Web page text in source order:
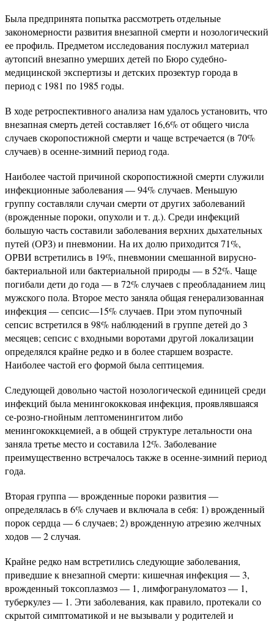
Была предпринята попытка рассмотреть отдельные
закономерности развития внезапной смерти и нозологический
ее профиль. Предметом исследования послужил материал
аутопсий внезапно умерших детей по Бюро судебно-
медицинской экспертизы и детских прозектур города в
период с 1981 по 1985 годы.
В ходе ретроспективного анализа нам удалось установить, что
внезапная смерть детей составляет 16,6% от общего числа
случаев скоропостижной смерти и чаще встречается (в 70%
случаев) в осенне-зимний период года.
Наиболее частой причиной скоропостижной смерти служили
инфекционные заболевания — 94% случаев. Меньшую
группу составляли случаи смерти от других заболеваний
(врожденные пороки, опухоли и т. д.). Среди инфекций
большую часть составили заболевания верхних дыхательных
путей (ОРЗ) и пневмонии. На их долю приходится 71%,
ОРВИ встретились в 19%, пневмонии смешанной вирусно-
бактериальной или бактериальной природы — в 52%. Чаще
погибали дети до года — в 72% случаев с преобладанием лиц
мужского пола. Второе место заняла общая генерализованная
инфекция — сепсис—15% случаев. При этом пупочный
сепсис встретился в 98% наблюдений в группе детей до 3
месяцев; сепсис с входными воротами другой локализации
определялся крайне редко и в более старшем возрасте.
Наиболее частой его формой была септицемия.
Следующей довольно частой нозологической единицей среди
инфекций была менингококковая инфекция, проявлявшаяся
се-розно-гнойным лептоменингитом либо
менингококкцемией, а в общей структуре летальности она
заняла третье место и составила 12%. Заболевание
преимущественно встречалось также в осенне-зимний период
года.
Вторая группа — врожденные пороки развития —
определялась в 6% случаев и включала в себя: 1) врожденный
порок сердца — 6 случаев; 2) врожденную атрезию желчных
ходов — 2 случая.
Крайне редко нам встретились следующие заболевания,
приведшие к внезапной смерти: кишечная инфекция — 3,
врожденный токсоплазмоз — 1, лимфогрануломатоз — 1,
туберкулез — 1. Эти заболевания, как правило, протекали со
скрытой симптоматикой и не вызывали у родителей и